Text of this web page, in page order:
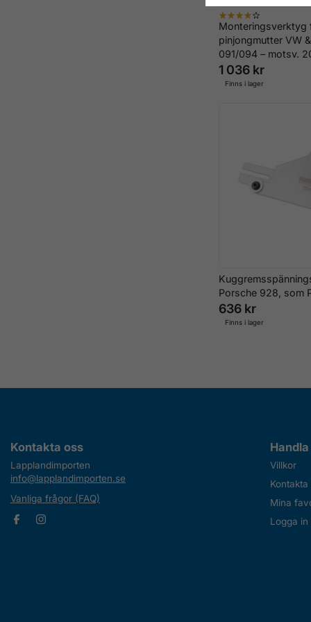
Monteringsverktyg
pinjongmutter VW
091/094 – motsv.
1 036 kr
Finns i lager
Porsche 928, som
636 kr
Finns i lager
Kontakta oss
Lapplandimporten
info@lapplandimporten.se
Vanliga frågor (FAQ)
Handla
Villkor
Kontakta
Mina
Logga in